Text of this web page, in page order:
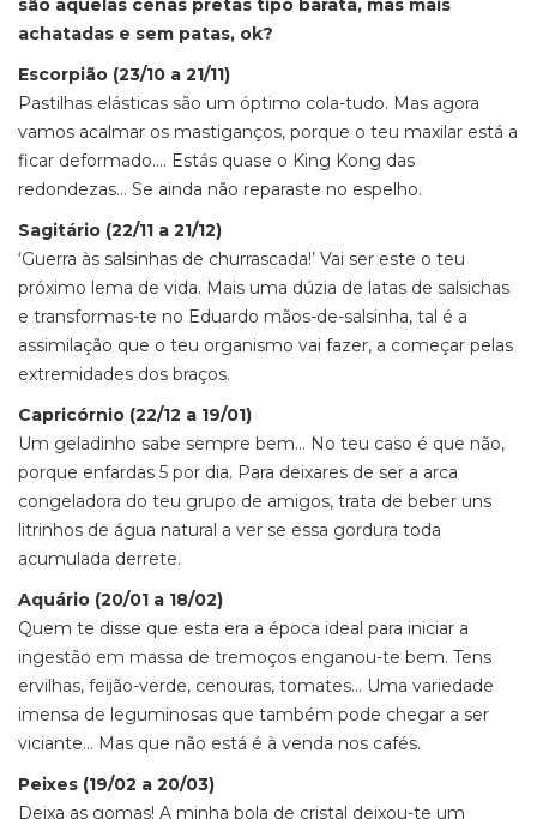
são aquelas cenas pretas tipo barata, mas mais
achatadas e sem patas, ok?
Escorpião (23/10 a 21/11)
Pastilhas elásticas são um óptimo cola-tudo. Mas agora
vamos acalmar os mastiganços, porque o teu maxilar está a
ficar deformado…. Estás quase o King Kong das
redondezas… Se ainda não reparaste no espelho.
Sagitário (22/11 a 21/12)
‘Guerra às salsinhas de churrascada!’ Vai ser este o teu
próximo lema de vida. Mais uma dúzia de latas de salsichas
e transformas-te no Eduardo mãos-de-salsinha, tal é a
assimilação que o teu organismo vai fazer, a começar pelas
extremidades dos braços.
Capricórnio (22/12 a 19/01)
Um geladinho sabe sempre bem… No teu caso é que não,
porque enfardas 5 por dia. Para deixares de ser a arca
congeladora do teu grupo de amigos, trata de beber uns
litrinhos de água natural a ver se essa gordura toda
acumulada derrete.
Aquário (20/01 a 18/02)
Quem te disse que esta era a época ideal para iniciar a
ingestão em massa de tremoços enganou-te bem. Tens
ervilhas, feijão-verde, cenouras, tomates… Uma variedade
imensa de leguminosas que também pode chegar a ser
viciante… Mas que não está é à venda nos cafés.
Peixes (19/02 a 20/03)
Deixa as gomas! A minha bola de cristal deixou-te um